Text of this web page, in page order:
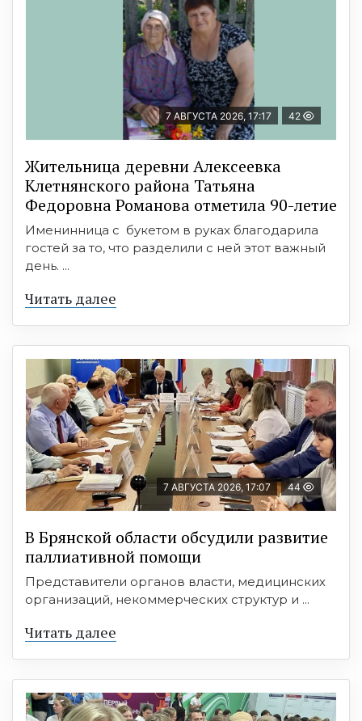
7 АВГУСТА 2026, 17:17 42
Жительница деревни Алексеевка
Клетнянского района Татьяна
Федоровна Романова отметила 90-летие
Именинница с букетом в руках благодарила
гостей за то, что разделили с ней этот важный
день. ...
Читать далее
7 АВГУСТА 2026, 17:07 44
В Брянской области обсудили развитие
паллиативной помощи
Представители органов власти, медицинских
организаций, некоммерческих структур и ...
Читать далее